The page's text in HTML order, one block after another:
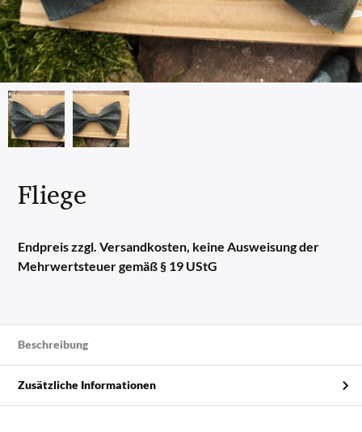
Fliege
Endpreis zzgl. Versandkosten, keine Ausweisung der
Mehrwertsteuer gemäß § 19 UStG
Beschreibung
Zusätzliche Informationen